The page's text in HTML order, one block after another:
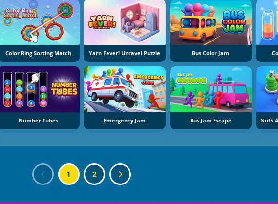
Color Ring Sorting Match Yarn Fever! Unravel Puzzle Bus Color Jam
Number Tubes Emergency Jam Bus Jam Escape Nuts
1 2